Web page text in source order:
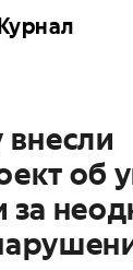
внесли
об
за